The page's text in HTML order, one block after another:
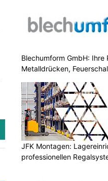
Blechumform GmbH: Ihre
Metalldrücken,
JFK Montagen:
professionellen